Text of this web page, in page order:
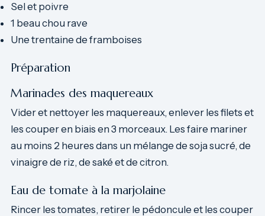
Sel et poivre
1 beau chou rave
Une trentaine de framboises
Préparation
Marinades des maquereaux
Vider et nettoyer les maquereaux, enlever les filets et
les couper en biais en 3 morceaux. Les faire mariner
au moins 2 heures dans un mélange de soja sucré, de
vinaigre de riz, de saké et de citron.
Eau de tomate à la marjolaine
Rincer les tomates, retirer le pédoncule et les couper